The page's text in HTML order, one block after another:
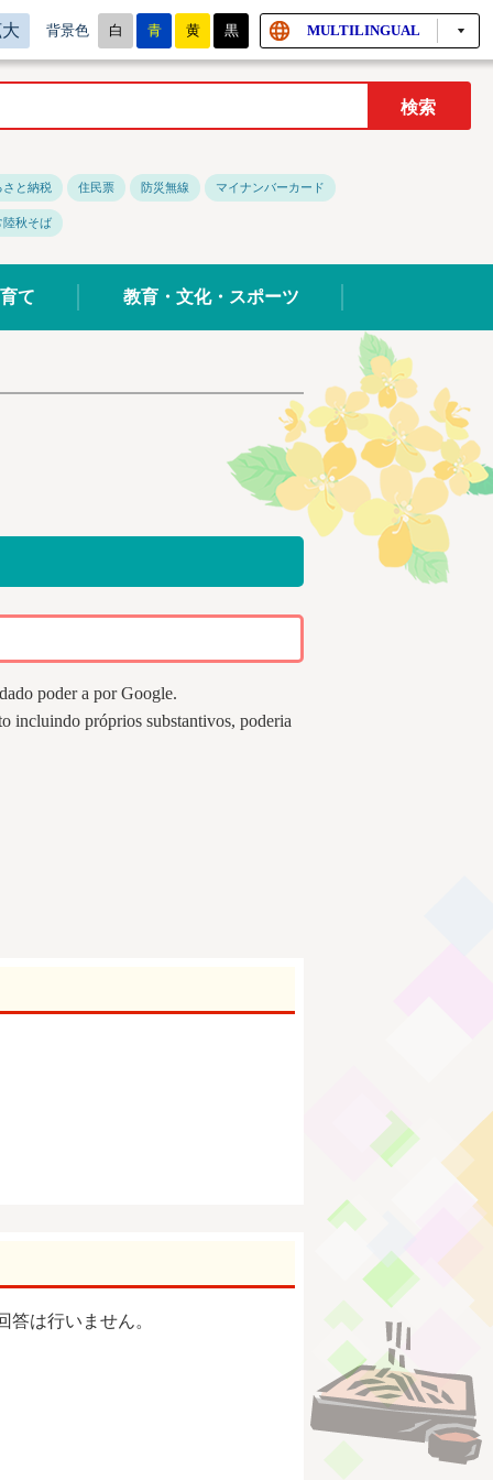
背景色 白 青 黄 黒 MULTILINGUAL
さと納税 住民票 防災無線 マイナンバーカード
陸秋そば
て 教育・文化・スポーツ
poder a por Google.
incluindo próprios substantivos, poderia
は行いません。